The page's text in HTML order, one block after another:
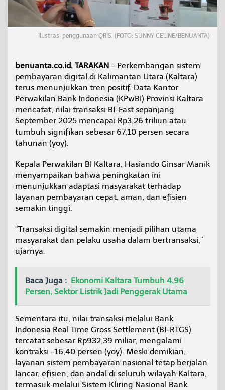
t
r
o
n
j
k
6
7
P
e
n
,
P
g
u
I
S
m
b
u
s
1
2
6
R
Ilustrasi penggunaan QRIS. (FOTO: SUNNY CELINE/BENUANTA)
benuanta.co.id, TARAKAN – Perkembangan sistem
pembayaran digital di Kalimantan Utara (Kaltara)
terus menunjukkan tren positif. Data Kantor
Perwakilan Bank Indonesia (KPwBI) Provinsi Kaltara
mencatat, nilai transaksi BI-Fast sepanjang
September 2025 mencapai Rp3,26 triliun atau
tumbuh signifikan sebesar 67,10 persen secara
tahunan (yoy).
Kepala Perwakilan BI Kaltara, Hasiando Ginsar Manik
menyampaikan bahwa peningkatan ini
menunjukkan adaptasi masyarakat terhadap
layanan pembayaran cepat, aman, dan efisien
semakin tinggi.
“Transaksi digital semakin menjadi pilihan utama
masyarakat dan pelaku usaha dalam bertransaksi,”
ujarnya.
Baca Juga : Ekonomi Kaltara Tumbuh 4,96
Persen, Sektor Listrik Jadi Penggerak Utama
Sementara itu, nilai transaksi melalui Bank
Indonesia Real Time Gross Settlement (BI-RTGS)
tercatat sebesar Rp932,39 miliar, mengalami
kontraksi -16,40 persen (yoy). Meski demikian,
layanan sistem pembayaran nasional tetap berjalan
lancar, efisien, dan andal di seluruh wilayah Kaltara,
termasuk melalui Sistem Kliring Nasional Bank